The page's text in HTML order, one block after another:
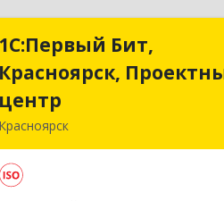
1С:Первый Бит,
Красноярск,
центр
Красноярск
1С:Первый
Красноярск,
Красноярск г, Ладо Кецховели